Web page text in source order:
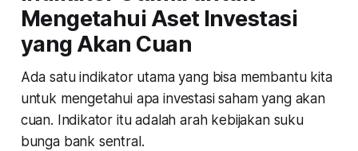
Mengetahui Aset Investasi
yang Akan Cuan
Ada satu indikator utama yang bisa membantu kita
untuk mengetahui apa investasi saham yang akan
cuan. Indikator itu adalah arah kebijakan suku
bunga bank sentral.